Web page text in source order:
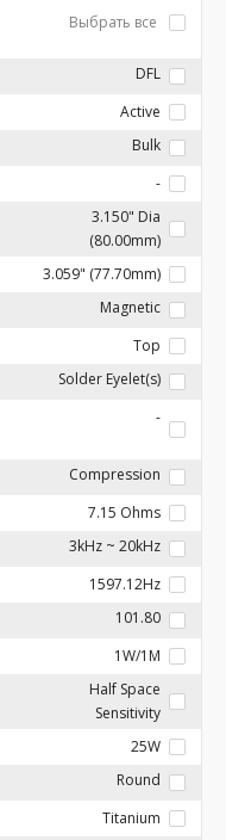
Выбрать все
DFL
Active
Bulk
-
3.150" Dia
(80.00mm)
3.059" (77.70mm)
Magnetic
Top
Solder Eyelet(s)
-
Compression
7.15 Ohms
3kHz ~ 20kHz
1597.12Hz
101.80
1W/1M
Half Space
Sensitivity
25W
Round
Titanium